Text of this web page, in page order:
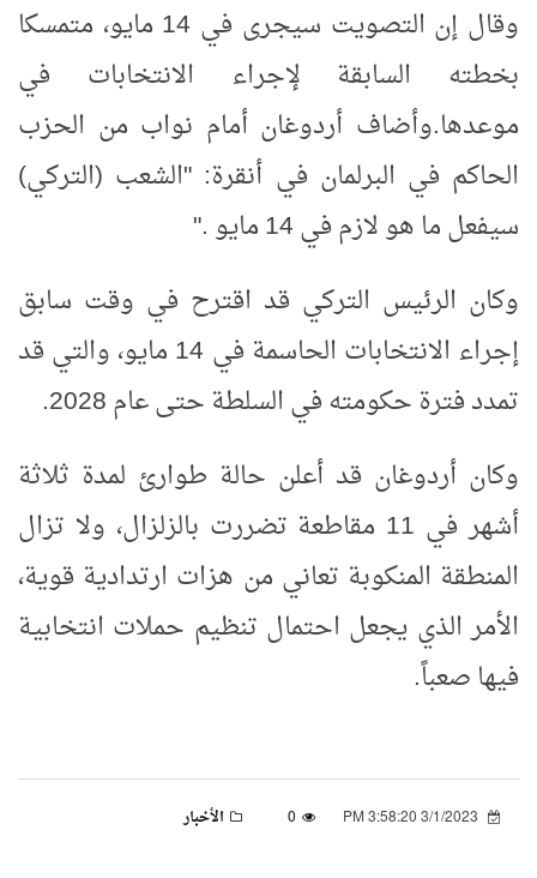
وقال إن التصويت سيجرى في 14 مايو، متمسكا
بخطته السابقة لإجراء الانتخابات في
موعدها.وأضاف أردوغان أمام نواب من الحزب
الحاكم في البرلمان في أنقرة: "الشعب (التركي)
سيفعل ما هو لازم في 14 مايو
".
وكان الرئيس التركي قد اقترح في وقت سابق
إجراء الانتخابات الحاسمة في 14 مايو، والتي قد
تمدد فترة حكومته في السلطة حتى عام 2028
.
وكان أردوغان قد أعلن حالة طوارئ لمدة ثلاثة
أشهر في 11 مقاطعة تضررت بالزلزال، ولا تزال
المنطقة المنكوبة تعاني من هزات ارتدادية قوية،
الأمر الذي يجعل احتمال تنظيم حملات انتخابية
فيها صعباً.
0 الأخبار